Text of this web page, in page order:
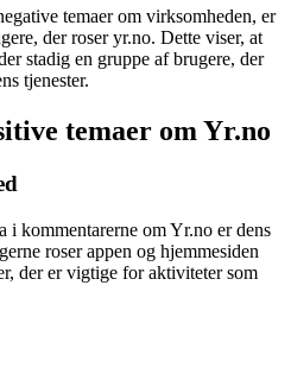
temaer om virksomheden, er
der roser yr.no. Dette viser, at
stadig en gruppe af brugere, der
tjenester.
temaer om Yr.no
i kommentarerne om Yr.no er dens
roser appen og hjemmesiden
der er vigtige for aktiviteter som